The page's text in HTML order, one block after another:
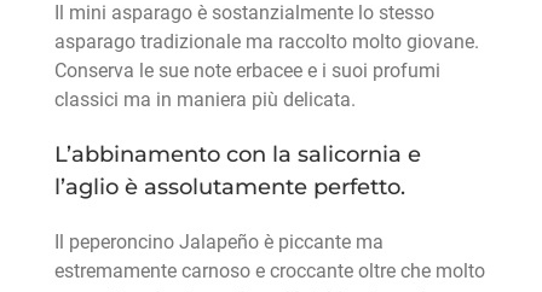
Il mini asparago è sostanzialmente lo stesso
asparago tradizionale ma raccolto molto giovane.
Conserva le sue note erbacee e i suoi profumi
classici ma in maniera più delicata.
L’abbinamento con la salicornia e
l’aglio è assolutamente perfetto.
Il peperoncino Jalapeño è piccante ma
estremamente carnoso e croccante oltre che molto